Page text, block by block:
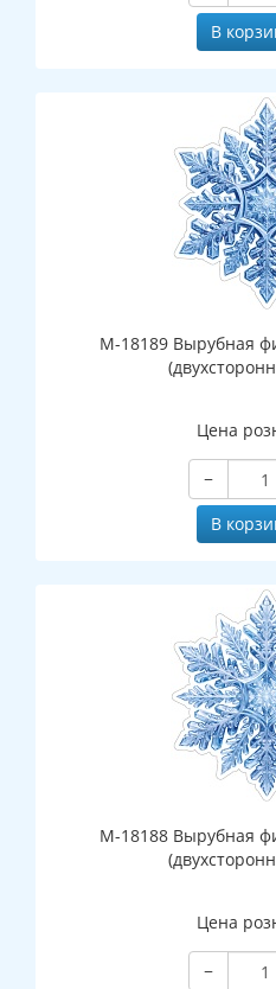
В
М-18189 Вырубная
Цена
−
В
М-18188 Вырубная
Цена
−